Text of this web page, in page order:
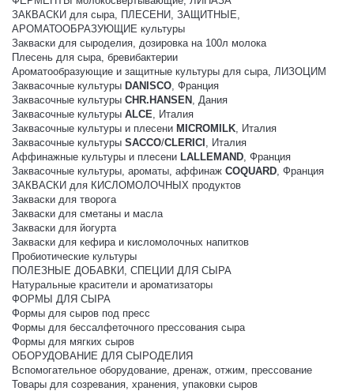
ЗАКВАСКИ для сыра, ПЛЕСЕНИ, ЗАЩИТНЫЕ,
АРОМАТООБРАЗУЮЩИЕ культуры
Закваски для сыроделия, дозировка на 100л молока
Плесень для сыра, бревибактерии
Ароматообразующие и защитные культуры для сыра, ЛИЗОЦИМ
Заквасочные культуры DANISCO, Франция
Заквасочные культуры CHR.HANSEN , Дания
Заквасочные культуры ALCE, Италия
Заквасочные культуры и плесени MICROMILK, Италия
Заквасочные культуры SACCO/CLERICI , Италия
Аффинажные культуры и плесени LALLEMAND, Франция
Заквасочные культуры, ароматы, аффинаж COQUARD, Франция
ЗАКВАСКИ для КИСЛОМОЛОЧНЫХ продуктов
Закваски для творога
Закваски для сметаны и масла
Закваски для йогурта
Закваски для кефира и кисломолочных напитков
Пробиотические культуры
ПОЛЕЗНЫЕ ДОБАВКИ, СПЕЦИИ ДЛЯ СЫРА
Натуральные красители и ароматизаторы
ФОРМЫ ДЛЯ СЫРА
Формы для сыров под пресс
Формы для бессалфеточного прессования сыра
Формы для мягких сыров
ОБОРУДОВАНИЕ ДЛЯ СЫРОДЕЛИЯ
Вспомогательное оборудование, дренаж, отжим, прессование
Товары для созревания, хранения, упаковки сыров